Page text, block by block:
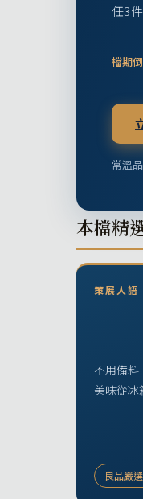
任3
檔期
常溫
本檔精
策展人語
不用備料
美味從冰
良品嚴